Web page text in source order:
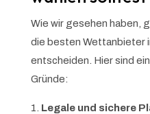
Wie wir gesehen haben,
die besten Wettanbieter
entscheiden. Hier sind
Gründe:
Legale und sichere